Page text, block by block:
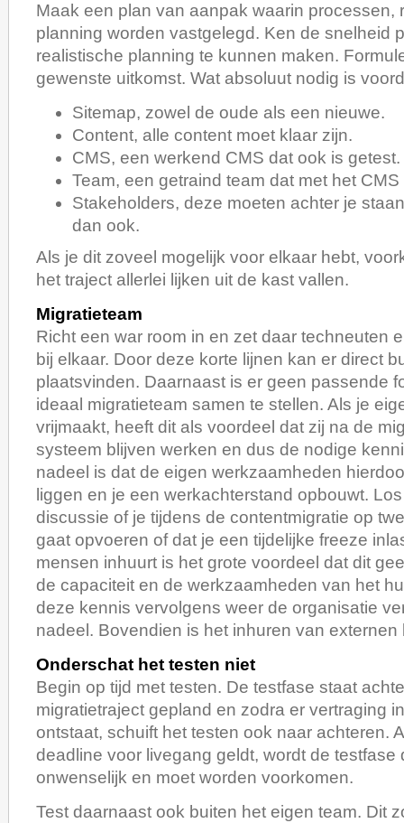
Maak een plan van aanpak waarin processen,
planning worden vastgelegd. Ken de snelheid
realistische planning te kunnen maken.
gewenste uitkomst. Wat absoluut nodig is
Sitemap, zowel de oude als een nieuwe.
Content, alle content moet klaar zijn.
CMS, een werkend CMS dat ook is getest.
Team, een getraind team dat met het
Stakeholders, deze moeten achter je
dan ook.
Als je dit zoveel mogelijk voor elkaar hebt,
het traject allerlei lijken uit de kast vallen.
Migratieteam
Richt een war room in en zet daar techneuten
bij elkaar. Door deze korte lijnen kan er direct
plaatsvinden. Daarnaast is er geen passende
ideaal migratieteam samen te stellen. Als je
vrijmaakt, heeft dit als voordeel dat zij na de
systeem blijven werken en dus de nodige
nadeel is dat de eigen werkzaamheden
liggen en je een werkachterstand opbouwt.
discussie of je tijdens de contentmigratie op
gaat opvoeren of dat je een tijdelijke freeze
mensen inhuurt is het grote voordeel dat dit
de capaciteit en de werkzaamheden van het
deze kennis vervolgens weer de organisatie
nadeel. Bovendien is het inhuren van externen
Onderschat het testen niet
Begin op tijd met testen. De testfase staat
migratietraject gepland en zodra er vertraging
ontstaat, schuift het testen ook naar achteren.
deadline voor livegang geldt, wordt de testfase
onwenselijk en moet worden voorkomen.
Test daarnaast ook buiten het eigen team. Dit